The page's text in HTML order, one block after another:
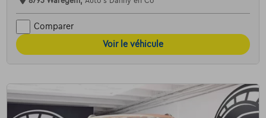
Comparer
Voir le véhicule